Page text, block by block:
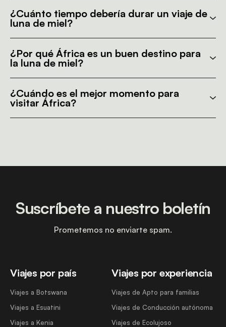
¿Cuánto tiempo debería durar un viaje de
luna de miel?
¿Por qué África es un buen destino para
la luna de miel?
¿Cuándo es el mejor momento para
visitar África?
Viajes por país
Viajes a Botswana
Viajes a Esuatini
Viajes a Kenia
Viajes por experiencia
Viajes de Apto para familias
Viajes de Conducción autónoma
Viajes de Ecolujoso
Suscríbete a nuestro boletín
Prometemos no enviarte spam.